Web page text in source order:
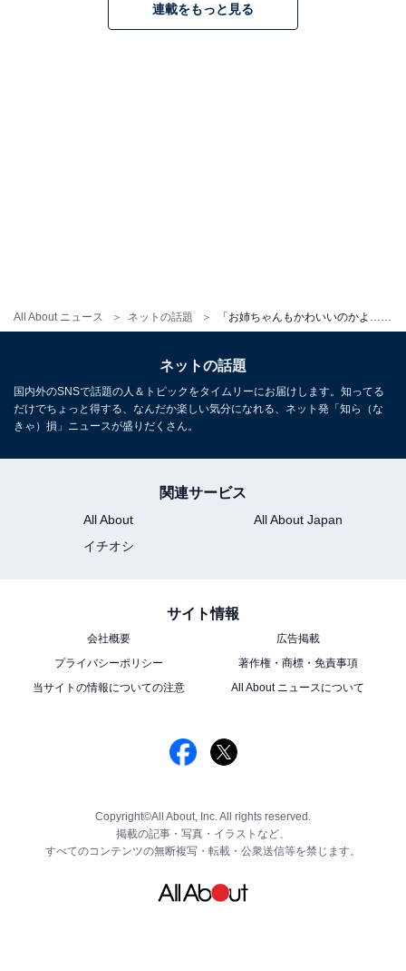
All About ニュース ネットの話題
連載をもっと見る
ネットの話題
国内外のSNSで話題の人＆トピックをタイムリーにお届けします。知ってる
だけでちょっと得する、なんだか楽しい気分になれる、ネット発「知ら（な
きゃ）損」ニュースが盛りだくさん。
関連サービス
All About
All About Japan
イチオシ
サイト情報
会社概要
広告掲載
プライバシーポリシー
著作権・商標・免責事項
当サイトの情報についての注意
All About ニュースについて
Copyright©All About, Inc. All rights reserved.
掲載の記事・写真・イラストなど、
すべてのコンテンツの無断複写・転載・公衆送信等を禁じます。